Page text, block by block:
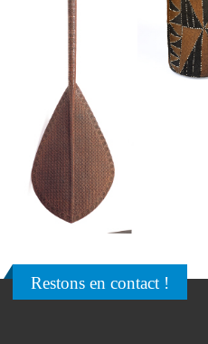
Restons en contact !